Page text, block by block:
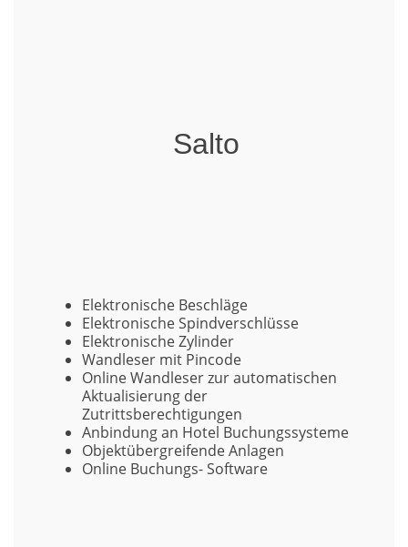
Salto
Elektronische Beschläge
Elektronische Spindverschlüsse
Elektronische Zylinder
Wandleser mit Pincode
Online Wandleser zur automatischen
Aktualisierung der
Zutrittsberechtigungen
Anbindung an Hotel Buchungssysteme
Objektübergreifende Anlagen
Online Buchungs- Software